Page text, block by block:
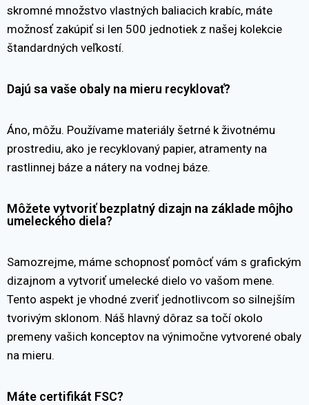
skromné množstvo vlastných baliacich krabíc, máte
možnosť zakúpiť si len 500 jednotiek z našej kolekcie
štandardných veľkostí.
Dajú sa vaše obaly na mieru recyklovať?
Áno, môžu. Používame materiály šetrné k životnému
prostrediu, ako je recyklovaný papier, atramenty na
rastlinnej báze a nátery na vodnej báze.
Môžete vytvoriť bezplatný dizajn na základe môjho
umeleckého diela?
Samozrejme, máme schopnosť pomôcť vám s grafickým
dizajnom a vytvoriť umelecké dielo vo vašom mene.
Tento aspekt je vhodné zveriť jednotlivcom so silnejším
tvorivým sklonom. Náš hlavný dôraz sa točí okolo
premeny vašich konceptov na výnimočne vytvorené obaly
na mieru.
Máte certifikát FSC?